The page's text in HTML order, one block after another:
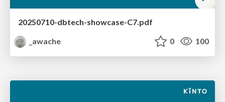
20250710-dbtech-showcase-C7.pdf
_awache
0 100